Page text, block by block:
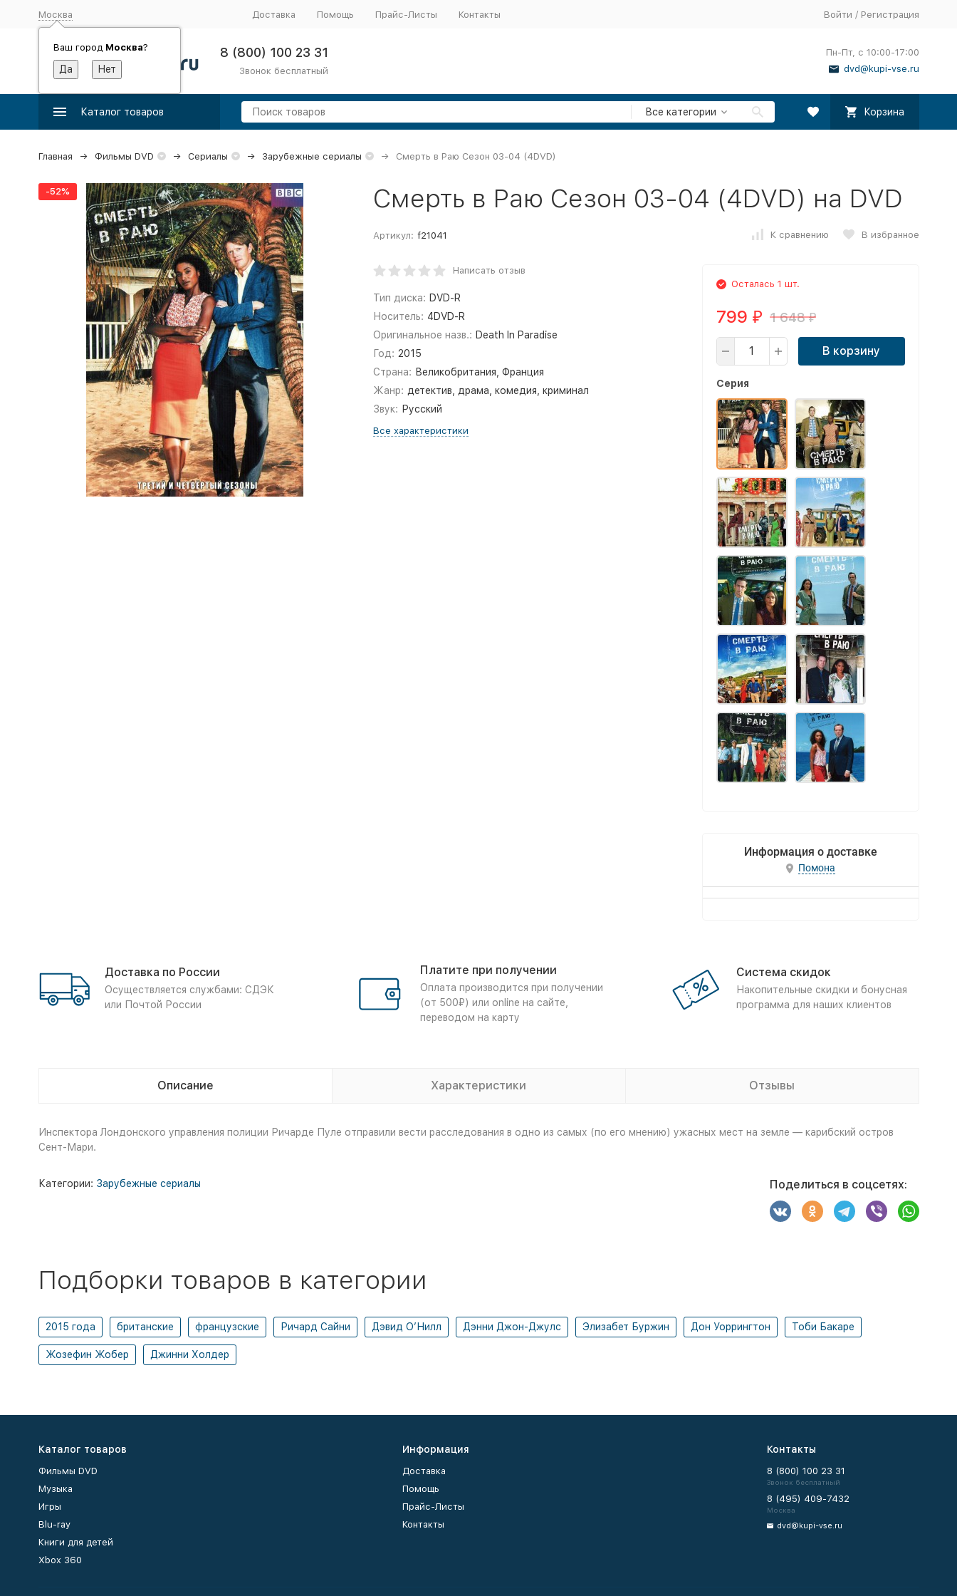
Москва
Ваш город Москва?
Доставка Помощь Прайс-Листы Контакты Войти / Регистрация
8 (800) 100 23 31
Звонок бесплатный
Пн-Пт, с 10:00-17:00
dvd@kupi-vse.ru
Каталог товаров Все категории Корзина
Главная Фильмы DVD Сериалы Зарубежные сериалы Смерть в Раю Сезон 03-04 (4DVD)
-52% Смерть в Раю Сезон 03-04 (4DVD) на DVD
Артикул: f21041 К сравнению В избранное
Написать отзыв
Тип диска: DVD-R
Носитель: 4DVD-R
Оригинальное назв.: Death In Paradise
Год: 2015
Страна: Великобритания, Франция
Жанр: детектив, драма, комедия, криминал
Звук: Русский
Все характеристики
Осталась 1 шт.
799 ₽ 1 648₽
В корзину
Серия
Информация о доставке
Помона
Доставка по России
Осуществляется службами: СДЭК
или Почтой России
Платите при получении
Оплата производится при получении
(от 500₽) или online на сайте,
переводом на карту
Система скидок
Накопительные скидки и бонусная
программа для наших клиентов
Описание Характеристики Отзывы
Инспектора Лондонского управления полиции Ричарде Пуле отправили вести расследования в одно из самых (по его мнению) ужасных мест на земле — карибский остров
Сент-Мари.
Категории: Зарубежные сериалы Поделиться в соцсетях:
Подборки товаров в категории
2015 года британские французские Ричард Сайни Дэвид О’Нилл Дэнни Джон-Джулс Элизабет Буржин Дон Уоррингтон Тоби Бакаре
Жозефин Жобер Джинни Холдер
Каталог товаров
Фильмы DVD
Музыка
Игры
Blu-ray
Книги для детей
Xbox 360
Информация
Доставка
Помощь
Прайс-Листы
Контакты
Контакты
8 (800) 100 23 31
Звонок бесплатный
8 (495) 409-7432
Москва
dvd@kupi-vse.ru